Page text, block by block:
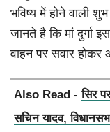
भविष्य में होने वाली
जानते है कि मां दुर्गा
वाहन पर सवार
Also Read -सिर
सचिन यादव,